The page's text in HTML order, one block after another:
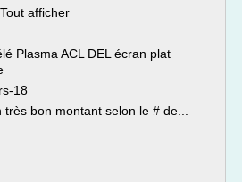
afficher
Plasma ACL DEL écran plat
18
bon montant selon le # de...